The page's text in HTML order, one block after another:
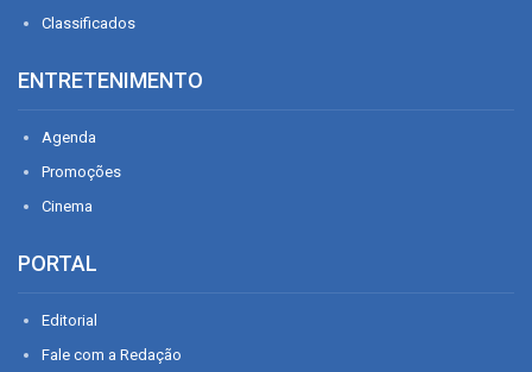
Classificados
ENTRETENIMENTO
Agenda
Promoções
Cinema
PORTAL
Editorial
Fale com a Redação